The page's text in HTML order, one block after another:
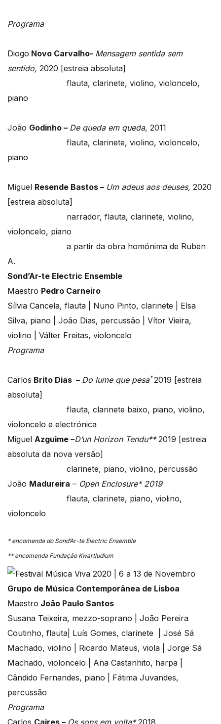
Programa
Diogo Novo Carvalho- Mensagem sentida sem
sentido, 2020 [estreia absoluta]
flauta, clarinete, violino, violoncelo,
piano
João Godinho – De queda em queda, 2011
flauta, clarinete, violino, violoncelo,
piano
Miguel Resende Bastos – Um adeus aos deuses, 2020
[estreia absoluta]
narrador, flauta, clarinete, violino,
violoncelo, piano
a partir da obra homónima de Ruben
A.
Sond’Ar-te Electric Ensemble
Maestro Pedro Carneiro
Sílvia Cancela, flauta | Nuno Pinto, clarinete | Elsa
Silva, piano | João Dias, percussão | Vítor Vieira,
violino | Válter Freitas, violoncelo
Programa
Carlos Brito Dias – Do lume que pesa*2019 [estreia
absoluta]
flauta, clarinete baixo, piano, violino,
violoncelo e electrónica
Miguel Azguime –D’un Horizon Tendu**2019 [estreia
absoluta da nova versão]
clarinete, piano, violino, percussão
João Madureira – Open Enclosure* 2019
flauta, clarinete, piano, violino,
violoncelo
* encomenda do Sond’Ar-te Electric Ensemble
** encomenda Fundação Kwartludium
Grupo de Música Contemporânea de Lisboa
Maestro João Paulo Santos
Susana Teixeira, mezzo-soprano | João Pereira
Coutinho, flauta| Luís Gomes, clarinete | José Sá
Machado, violino | Ricardo Mateus, viola | Jorge Sá
Machado, violoncelo | Ana Castanhito, harpa |
Cândido Fernandes, piano | Fátima Juvandes,
percussão
Programa
Carlos Caires – Os sons em volta*2018